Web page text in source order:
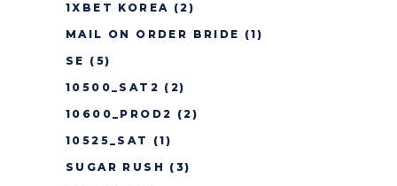
1XBET KOREA (2)
MAIL ON ORDER BRIDE (1)
SE (5)
10500_SAT2 (2)
10600_PROD2 (2)
10525_SAT
(1)
SUGAR RUSH (3)